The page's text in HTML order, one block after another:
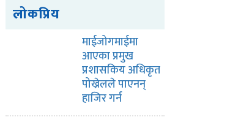
लोकप्रिय
माईजोगमाईमा
आएका प्रमुख
प्रशासकिय अधिकृत
पोख्रेलले पाएनन्
हाजिर गर्न